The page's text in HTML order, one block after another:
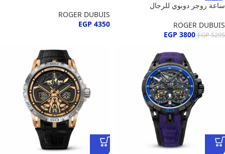
ساعة روجر دوبوي للرجال
ROGER DUBUIS
EGP5295
EGP 3800
ROGER DUBUIS
EGP 4350